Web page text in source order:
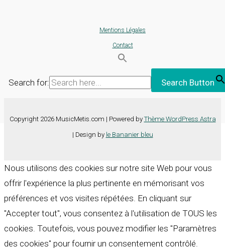
Mentions Légales
Contact
Search for: Search Button
Copyright 2026 MusicMetis.com | Powered by Thème WordPress Astra
| Design by le Bananier bleu
Nous utilisons des cookies sur notre site Web pour vous
offrir l'expérience la plus pertinente en mémorisant vos
préférences et vos visites répétées. En cliquant sur
"Accepter tout", vous consentez à l'utilisation de TOUS les
cookies. Toutefois, vous pouvez modifier les "Paramètres
des cookies" pour fournir un consentement contrôlé.